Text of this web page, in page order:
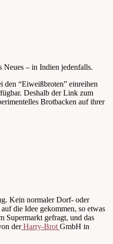
Neues – in Indien jedenfalls.
den “Eiweißbroten” einreihen
Deshalb der Link zum
Brotbacken auf ihrer
Kein normaler Dorf- oder
die Idee gekommen, so etwas
Supermarkt gefragt, und das
derHarry-Brot GmbH in